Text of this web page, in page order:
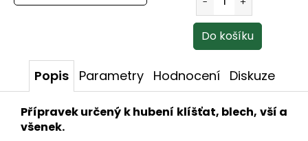
Popis Parametry Hodnocení Diskuze
Přípravek určený k hubení klíšťat, blech, vší a
všenek.